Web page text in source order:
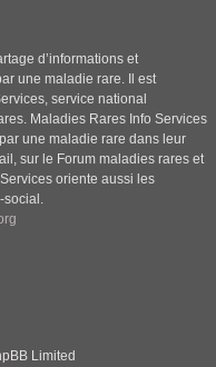
d’informations et
une maladie rare. Il est
service national
Maladies Rares Info Services
une maladie rare dans leur
sur le Forum maladies rares et
oriente aussi les
social.
Limited